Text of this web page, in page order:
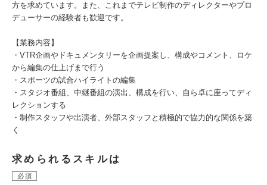
方を求めています。また、これまでテレビ制作のディレクターやプロ
デューサーの経験者も歓迎です。
【業務内容】
・VTR企画やドキュメンタリーを企画提案し、構成やコメント、ロケ
から編集の仕上げまで行う
・スポーツの試合ハイライトの編集
・スタジオ番組、中継番組の演出、構成を行い、自ら卓に座ってディ
レクションする
・制作スタッフや出演者、外部スタッフと積極的で協力的な関係を築
く
求められるスキルは
必須